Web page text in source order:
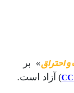
احتراق» بر
) آزاد است.